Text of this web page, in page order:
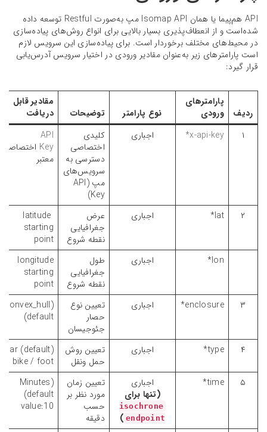
API هم‌پیما یا همان Isomap API مپ به‌صورت Restful توسعه داده
شده‌است و از انعطاف‌پذیری بسیار بالایی برای انواع روش‌های پیاده‌سازی
در محیط‌‌های مختلف برخوردار است. برای پیاده‌سازی این سرویس لازم
است پارامترهای زیر به‌عنوان مقادیر ورودی در اختیار سرویس آدرس‌یابی
قرار گیرد:
ردیف
پارامترهای
ورودی
نوع پارامتر توضیحات
مقادیر قابل
دریافت
۱
x-api-key* اجباری
کلیدی
اختصاصی
دسترسی به
سرویس‌های
مپ (API
Key)
API
Key اختصاصی
معتبر
۲ lat* اجباری
عرض
جغرافیایی
نقطه شروع
latitude
starting
point
lon*
اجباری
طول
جغرافیایی
نقطه شروع
longitude
starting
point
۳
enclosure* اجباری
تعیین نوع
حصار
جئوجیسان
(convex_hull
(default
۴ type* اجباری
تعیین روش
حمل ونقل
car (default)
/ bike / foot
۵
time*
اجباری
(تنها برای
isochrone
endpoint
)
تعیین زمان
مورد نظر بر
حسب
دقیقه
(Minutes
(default
value:10